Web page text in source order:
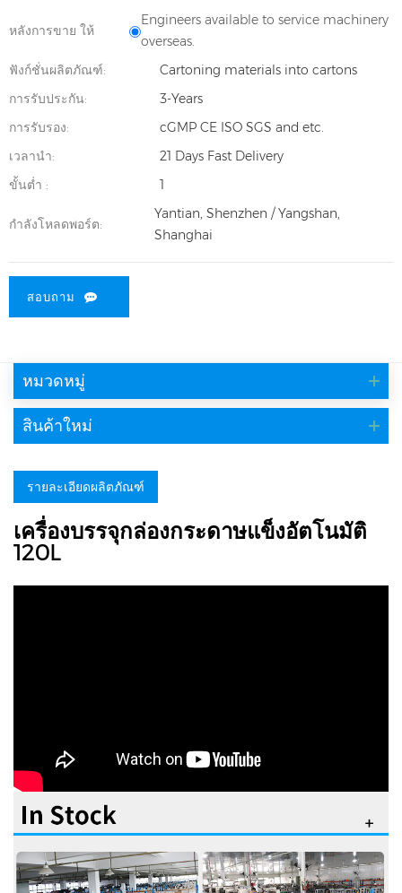
หลังการขาย ให้
Engineers available to service machinery
overseas.
ฟังก์ชั่นผลิตภัณฑ์:
Cartoning materials into cartons
การรับประกัน:
3-Years
การรับรอง:
cGMP CE ISO SGS and etc.
เวลานำ:
21 Days Fast Delivery
ขั้นต่ำ :
1
กำลังโหลดพอร์ต:
Yantian, Shenzhen / Yangshan,
Shanghai
สอบถาม
หมวดหมู่
สินค้าใหม่
รายละเอียดผลิตภัณฑ์
เครื่องบรรจุกล่องกระดาษแข็งอัตโนมัติ
120L